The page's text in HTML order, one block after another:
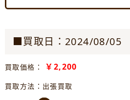
■買取日：2024/08/05
買取価格： ￥2,200
買取方法：出張買取